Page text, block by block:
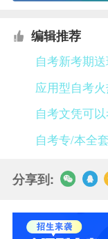
编辑推荐
自考新考期
应用型自考
自考文凭可
自考专/本全
分享到: